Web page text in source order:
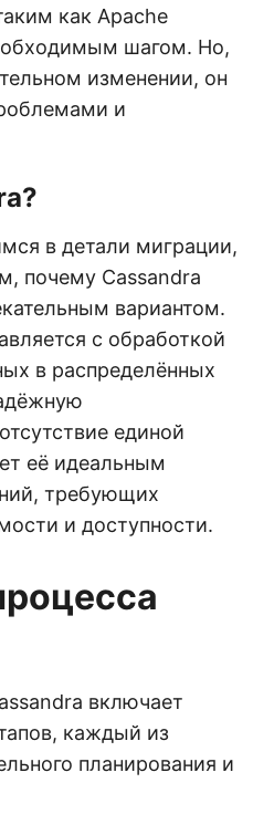
как Apache
шагом. Но,
изменении, он
и
в детали миграции,
почему Cassandra
вариантом.
с обработкой
в распределённых
единой
её идеальным
требующих
и доступности.
включает
каждый из
планирования и